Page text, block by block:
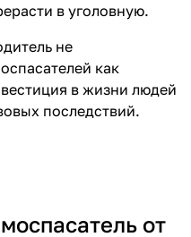
в уголовную.
не
как
в жизни людей
последствий.
от